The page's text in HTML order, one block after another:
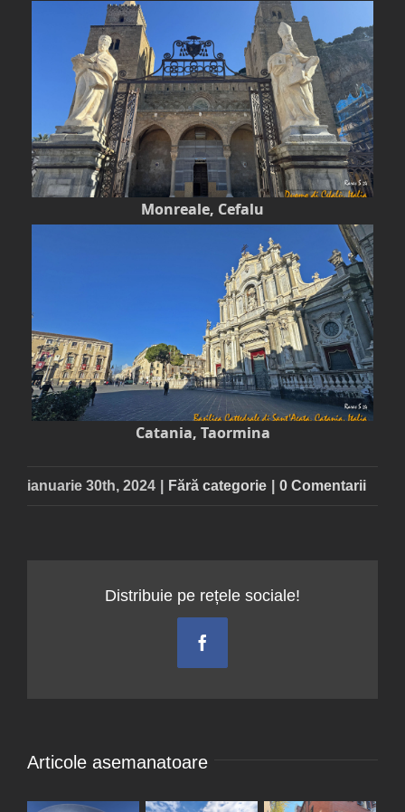
Monreale, Cefalu
Catania, Taormina
ianuarie 30th, 2024 Fără categorie 0 Comentarii
Distribuie pe rețele sociale!
Articole asemanatoare